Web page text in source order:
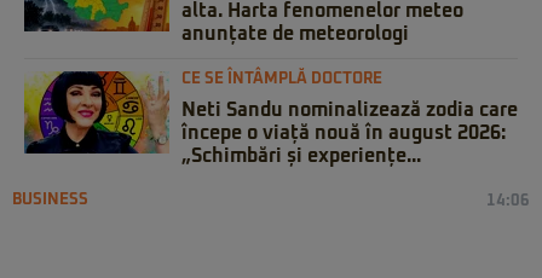
alta. Harta fenomenelor meteo
anunțate de meteorologi
CE SE ÎNTÂMPLĂ DOCTORE
Neti Sandu nominalizează zodia care
începe o viață nouă în august 2026:
„Schimbări și experiențe...
BUSINESS 14:06